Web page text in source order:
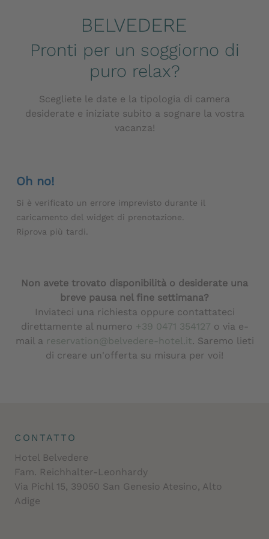
Pronti per un soggiorno di
puro relax?
Scegliete le date e la tipologia di camera
desiderate e iniziate subito a sognare la vostra
vacanza!
Oh no!
Si è verificato un errore imprevisto durante il
caricamento del widget di prenotazione.
Riprova più tardi.
Non avete trovato disponibilità o desiderate una
breve pausa nel fine settimana?
Inviateci una richiesta oppure contattateci
direttamente al numero +39 0471 354127 o via e-
mail a reservation@belvedere-hotel.it. Saremo lieti
di creare un'offerta su misura per voi!
CONTATTO
Hotel Belvedere
Fam. Reichhalter-Leonhardy
Via Pichl 15, 39050 San Genesio Atesino, Alto
Adige